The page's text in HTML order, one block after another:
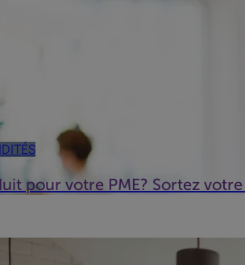
pour votre PME? Sortez
bancaires sont dans le rouge. Dans le